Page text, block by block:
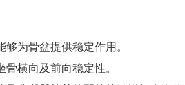
为骨盆提供稳定作用。
横向及前向稳定性。